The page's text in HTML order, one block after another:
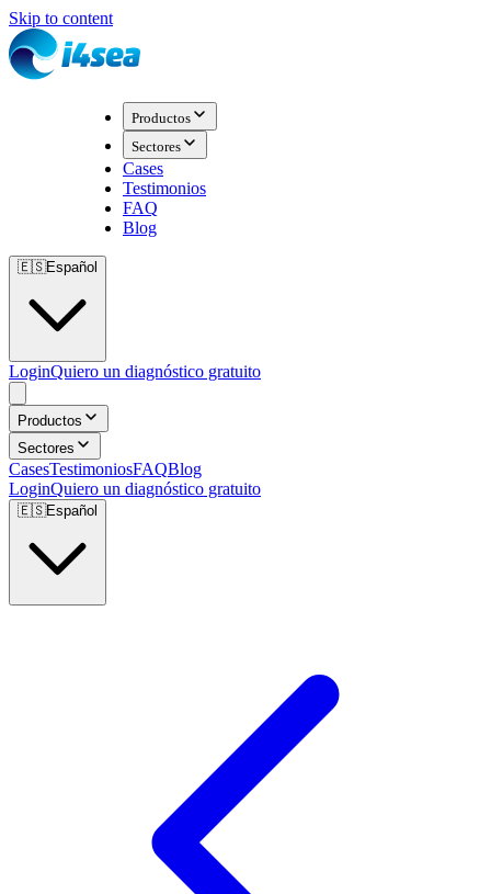
Skip to content
Productos
Sectores
Cases
Testimonios
FAQ
Blog
🇪🇸Español
LoginQuiero un diagnóstico gratuito
Productos
Sectores
CasesTestimoniosFAQBlog
LoginQuiero un diagnóstico gratuito
🇪🇸Español